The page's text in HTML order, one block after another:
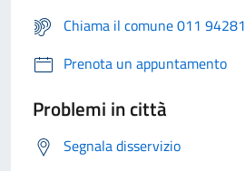
Chiama il comune 011 94281
Prenota un appuntamento
Problemi in città
Segnala disservizio